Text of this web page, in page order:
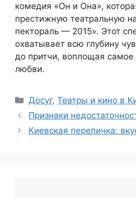
комедия «Он и Она»,
престижную театральную
пектораль — 2015». Этот
охватывает всю глубину
до притчи, воплощая
любви.
Рубрики
Досуг,Театры и кино в
Признаки
Киевская перепичка: